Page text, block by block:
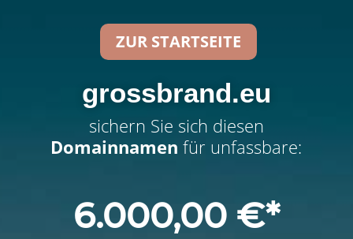
grossbrand.eu
sichern Sie sich diesen
Domainnamen für unfassbare:
6.000,00 €
ZUR STARTSEITE